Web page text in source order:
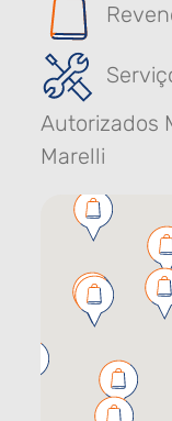
Autorizados
Marelli